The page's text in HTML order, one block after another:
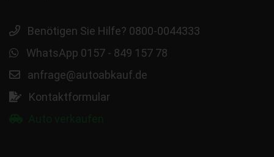
Benötigen Sie Hilfe? 0800-0044333
WhatsApp 0157 - 849 157 78
anfrage@autoabkauf.de
Kontaktformular